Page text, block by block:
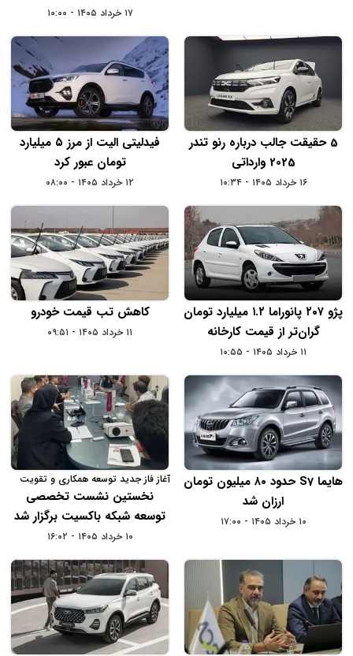
۱۷ خرداد ۱۴۰۵ - ۱۰:۰۰
5 حقیقت جالب درباره رنو تندر
2025 وارداتی
۱۶ خرداد ۱۴۰۵ - ۱۰:۳۴
فیدلیتی الیت از مرز ۵ میلیارد
تومان عبور کرد
۱۲ خرداد ۱۴۰۵ - ۰۸:۰۰
پژو ۲۰۷ پانوراما ۱.۲ میلیارد تومان
گران‌تر از قیمت کارخانه
۱۱ خرداد ۱۴۰۵ - ۱۰:۵۵
کاهش تب قیمت خودرو
۱۱ خرداد ۱۴۰۵ - ۰۹:۵۱
هایما S7 حدود ۸۰ میلیون تومان
ارزان شد
۱۰ خرداد ۱۴۰۵ - ۱۷:۰۰
آغاز فاز جدید توسعه همکاری و تقویت
شبکه خدمات باکسیت
نخستین نشست تخصصی
توسعه شبکه باکسیت برگزار شد
۱۰ خرداد ۱۴۰۵ - ۱۶:۰۲